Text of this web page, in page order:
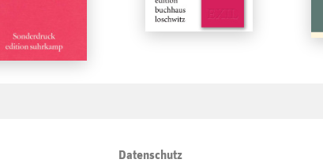
Datenschutz